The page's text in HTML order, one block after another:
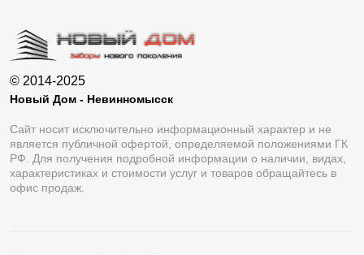
© 2014-2025
Новый Дом - Невинномысск
Сайт носит исключительно информационный характер и не
является публичной офертой, определяемой положениями ГК
РФ. Для получения подробной информации о наличии, видах,
характеристиках и стоимости услуг и товаров обращайтесь в
офис продаж.